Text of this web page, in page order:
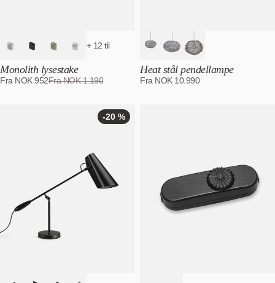
+ 12 til
Monolith lysestake
Fra NOK952FraNOK1.190
Heat stål pendellampe
Fra NOK 10.990
-20 %